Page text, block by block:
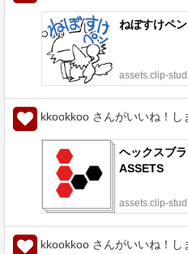
ねぼすけペ
assets.clip-
kkookkoo さんがいいね！し
ヘックスブ
ASSETS
assets.clip-
kkookkoo さんがいいね！し